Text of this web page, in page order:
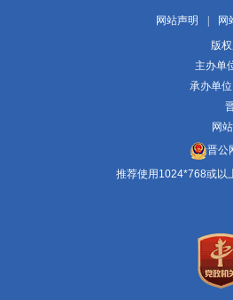
网站声明 |
网
版
主办单
承办单
网
晋公
推荐使用1024*768或以